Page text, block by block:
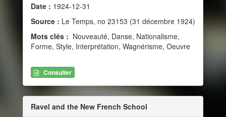
Date : 1924-12-31
Source : Le Temps, no 23153 (31 décembre 1924)
Mots clés : Nouveauté, Danse, Nationalisme,
Forme, Style, Interprétation, Wagnérisme, Oeuvre
Consulter
Ravel and the New French School